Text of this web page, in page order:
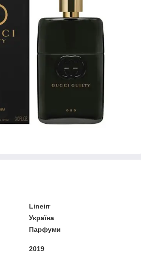
Lineirr
Україна
Парфуми
2019